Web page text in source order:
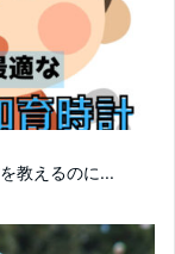
教えるのに...